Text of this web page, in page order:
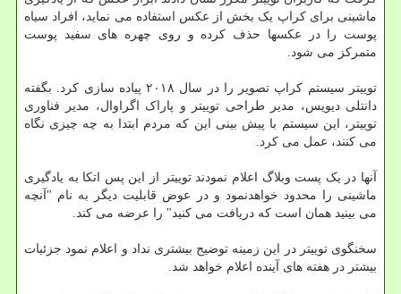
ماشینی برای کراپ یک بخش از عکس استفاده می نماید، افراد سیاه
پوست را در عکسها حذف کرده و روی چهره های سفید پوست
متمرکز می شود.
توییتر سیستم کراپ تصویر را در سال ۲۰۱۸ پیاده سازی کرد. بگفته
دانتلی دیویس، مدیر طراحی توییتر و پاراک اگراوال، مدیر فناوری
توییتر، این سیستم با پیش بینی این که مردم ابتدا به چه چیزی نگاه
می کنند، عمل می کرد.
آنها در یک پست وبلاگ اعلام نمودند توییتر از این پس اتکا به یادگیری
ماشینی را محدود خواهدنمود و در عوض قابلیت دیگر به نام "آنچه
می بینید همان است که دریافت می کنید" را عرضه می کند.
سخنگوی توییتر در این زمینه توضیح بیشتری نداد و اعلام نمود جزئیات
بیشتر در هفته های آینده اعلام خواهد شد.